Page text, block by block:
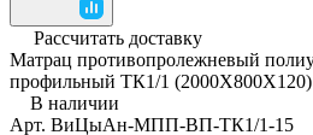
Рассчитать доставку
Матрац противопролежневый
профильный ТК1/1 (2000Х800Х120)
В наличии
Арт. ВиЦыАн-МПП-ВП-ТК1/1-15